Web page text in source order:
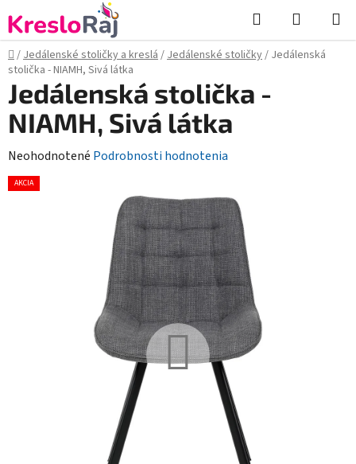
na
obsah
Hľadať
KOŠÍK
Domov
/Jedálenské stoličky a kreslá/Jedálenské stoličky/ Jedálenská
stolička - NIAMH, Sivá látka
Jedálenská stolička -
NIAMH, Sivá látka
Priemerné
hodnotenie
Neohodnotené Podrobnosti hodnotenia
AKCIA